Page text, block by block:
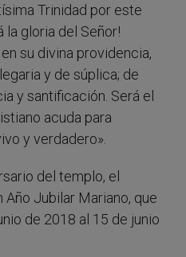
Trinidad por este
la gloria del Señor!
su divina providencia,
y de súplica; de
y santificación. Será el
acuda para
y verdadero».
del templo, el
Jubilar Mariano, que
de 2018 al 15 de junio